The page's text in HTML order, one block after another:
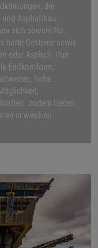
die
und Asphaltbau
sich sowohl für
harte Gesteine sowie
oder Asphalt. Ihre
Endkornform,
hohe
Zudem bieten
in weichen